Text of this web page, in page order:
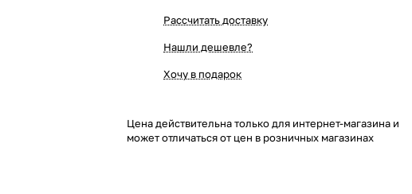
Рассчитать доставку
Нашли дешевле?
Хочу в подарок
Цена действительна только для интернет-магазина и
может отличаться от цен в розничных магазинах